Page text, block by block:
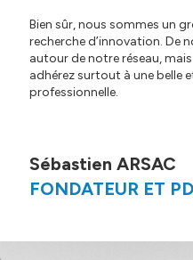
Bien sûr, nous sommes un
recherche d’innovation. De
autour de notre réseau,
adhérez surtout à une belle
professionnelle.
Sébastien ARSAC
FONDATEUR ET